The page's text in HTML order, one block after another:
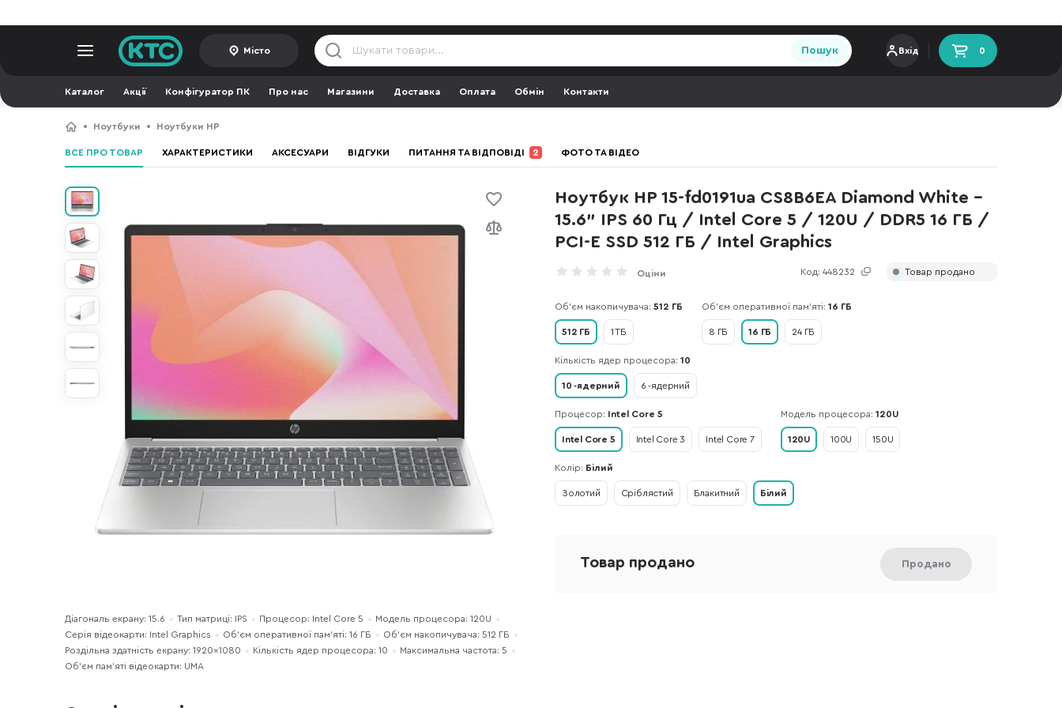
Місто Пошук Вхід 0
Каталог Акції Конфігуратор ПК Про нас Магазини Доставка Оплата Обмін Контакти
Ноутбуки Ноутбуки HP
ВСЕ ПРО ТОВАР ХАРАКТЕРИСТИКИ АКСЕСУАРИ ВІДГУКИ ПИТАННЯ ТА ВІДПОВІДІ 2 ФОТО ТА ВІДЕО
Ноутбук HP 15-fd0191ua CS8B6EA Diamond White -
15.6" IPS 60 Гц / Intel Core 5 / 120U / DDR5 16 ГБ /
PCI-E SSD 512 ГБ / Intel Graphics
Код: 448232
Оціни Товар продано
Діагональ екрану: 15.6 Тип матриці: IPS Процесор: Intel Core 5
Модель процесора: 120U
Серія відеокарти: Intel Graphics
Об’єм оперативної пам’яті: 16 ГБ
Об'єм накопичувача: 512 ГБ
Роздільна здатність екрану: 1920×1080
Кількість ядер процесора: 10
Максимальна частота: 5
Об’єм пам’яті відеокарти: UMA
Об'єм накопичувача: 512 ГБ
512 ГБ 1 ТБ
Об’єм оперативної пам’яті: 16 ГБ
8 ГБ 16 ГБ 24 ГБ
Кількість ядер процесора: 10
10 -ядерний 6 -ядерний
Процесор: Intel Core 5
Intel Core 5 Intel Core 3 Intel Core 7
Модель процесора: 120U
120U 100U 150U
Колір: Білий
Золотий Сріблястий Блакитний Білий
Товар продано Продано